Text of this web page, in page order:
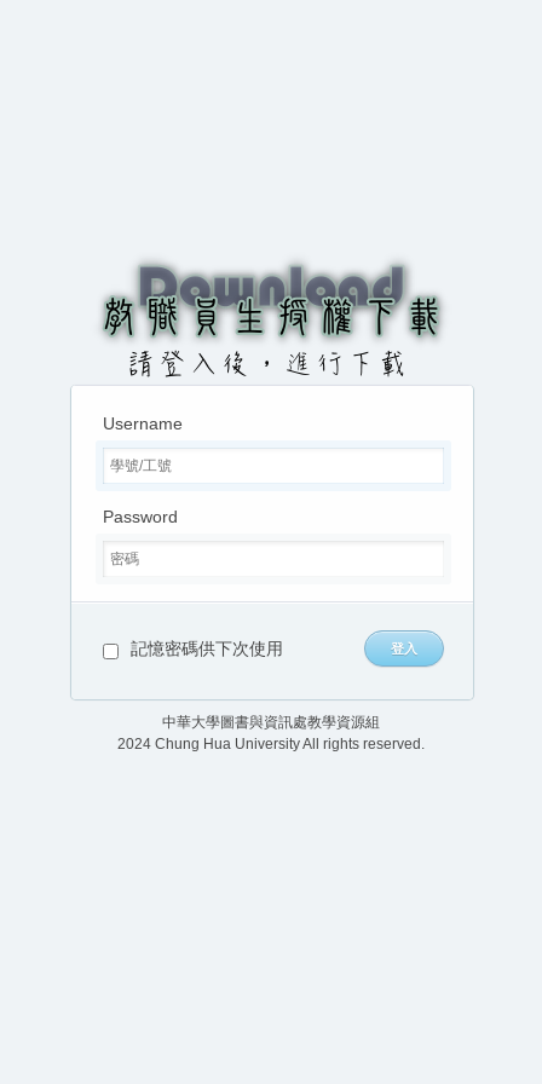
Username
Password
記憶密碼供下次使用
中華大學圖書與資訊處教學資源組
2024 Chung Hua University All rights reserved.